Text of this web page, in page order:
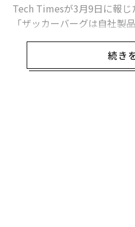
Tech Timesが3月9日に報
「ザッカーバーグは自社製
強調し、ゲーミングでの安
がないことに言及。『
けではない。Questの方が
続き